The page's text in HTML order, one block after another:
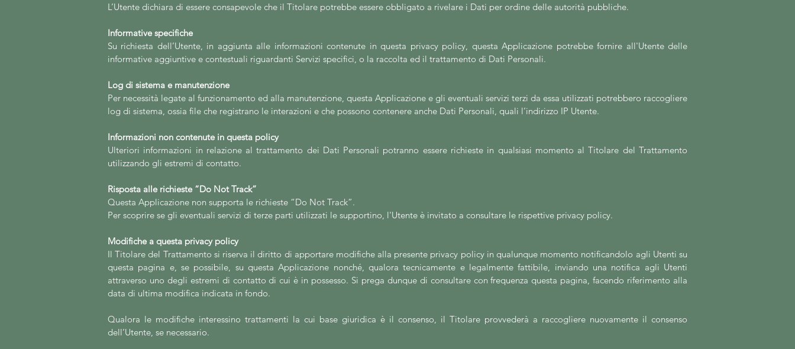
L’Utente dichiara di essere consapevole che il Titolare potrebbe essere obbligato a rivelare i Dati per ordine delle autorità pubbliche.
Informative specifiche
Su richiesta dell’Utente, in aggiunta alle informazioni contenute in questa privacy policy, questa Applicazione potrebbe fornire all'Utente delle
informative aggiuntive e contestuali riguardanti Servizi specifici, o la raccolta ed il trattamento di Dati Personali.
Log di sistema e manutenzione
Per necessità legate al funzionamento ed alla manutenzione, questa Applicazione e gli eventuali servizi terzi da essa utilizzati potrebbero raccogliere
log di sistema, ossia file che registrano le interazioni e che possono contenere anche Dati Personali, quali l’indirizzo IP Utente.
Informazioni non contenute in questa policy
Ulteriori informazioni in relazione al trattamento dei Dati Personali potranno essere richieste in qualsiasi momento al Titolare del Trattamento
utilizzando gli estremi di contatto.
Risposta alle richieste “Do Not Track”
Questa Applicazione non supporta le richieste “Do Not Track”.
Per scoprire se gli eventuali servizi di terze parti utilizzati le supportino, l'Utente è invitato a consultare le rispettive privacy policy.
Modifiche a questa privacy policy
Il Titolare del Trattamento si riserva il diritto di apportare modifiche alla presente privacy policy in qualunque momento notificandolo agli Utenti su
questa pagina e, se possibile, su questa Applicazione nonché, qualora tecnicamente e legalmente fattibile, inviando una notifica agli Utenti
attraverso uno degli estremi di contatto di cui è in possesso. Si prega dunque di consultare con frequenza questa pagina, facendo riferimento alla
data di ultima modifica indicata in fondo.
Qualora le modifiche interessino trattamenti la cui base giuridica è il consenso, il Titolare provvederà a raccogliere nuovamente il consenso
dell’Utente, se necessario.